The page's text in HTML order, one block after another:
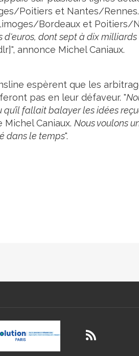
Poitiers et Nantes/Rennes.
Bordeaux et Poitiers/
d'euros, dont sept à dix
annonce Michel Caniaux.
espèrent que les
pas en leur défaveur. "
qu’il fallait balayer les idées
Michel Caniaux. Nous voulons
dans le temps".